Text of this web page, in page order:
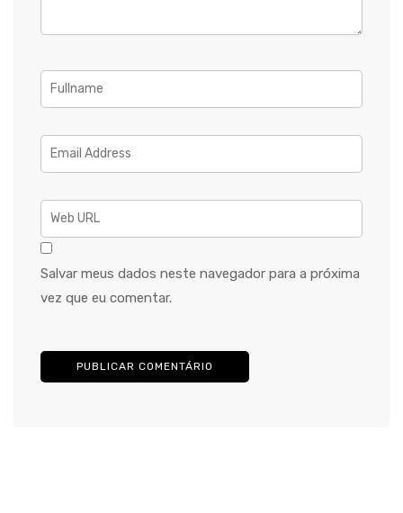
Salvar meus dados neste navegador para a próxima
vez que eu comentar.